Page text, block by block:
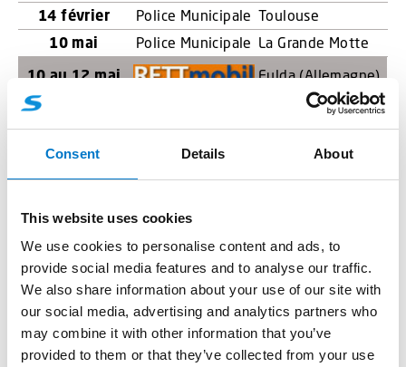
Consent Details About
This website uses cookies
We use cookies to personalise content and ads, to
provide social media features and to analyse our traffic.
We also share information about your use of our site with
our social media, advertising and analytics partners who
may combine it with other information that you’ve
provided to them or that they’ve collected from your use
14 février Police Municipale Toulouse
10 mai Police Municipale La Grande Motte
10 au 12 mai Fulda (Allemagne)
01 juin Police Municipale Nantes
20 septembre Police Municipale
11 octobre Police Municipale
24 octobre Police Municipale Bourg les valences
26 octobre Police Municipale Blois
14 au 17
novembre
Paris Villepinte
22 novembre Police Municipale Nancy